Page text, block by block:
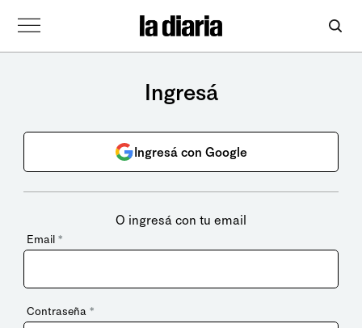
Ingresá
Ingresá con Google
O ingresá con tu email
Email *
Contraseña *